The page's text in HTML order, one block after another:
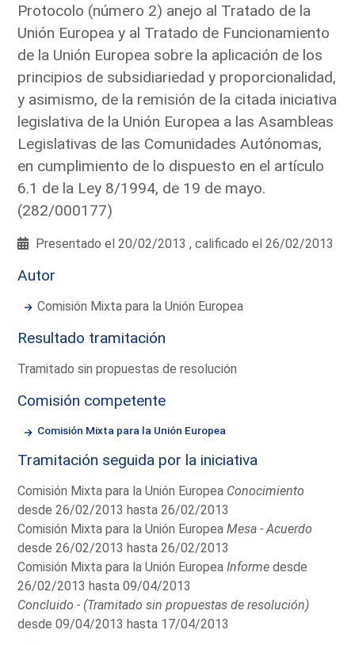
Protocolo (número 2) anejo al Tratado de la
Unión Europea y al Tratado de Funcionamiento
de la Unión Europea sobre la aplicación de los
principios de subsidiariedad y proporcionalidad,
y asimismo, de la remisión de la citada iniciativa
legislativa de la Unión Europea a las Asambleas
Legislativas de las Comunidades Autónomas,
en cumplimiento de lo dispuesto en el artículo
6.1 de la Ley 8/1994, de 19 de mayo.
(282/000177)
Presentado el 20/02/2013 , calificado el 26/02/2013
Autor
Comisión Mixta para la Unión Europea
Resultado tramitación
Tramitado sin propuestas de resolución
Comisión competente
Comisión Mixta para la Unión Europea
Tramitación seguida por la iniciativa
Comisión Mixta para la Unión Europea Conocimiento
desde 26/02/2013 hasta 26/02/2013
Comisión Mixta para la Unión EuropeaMesa - Acuerdo
desde 26/02/2013 hasta 26/02/2013
Comisión Mixta para la Unión EuropeaInforme desde
26/02/2013 hasta 09/04/2013
Concluido - (Tramitado sin propuestas de resolución)
desde 09/04/2013 hasta 17/04/2013